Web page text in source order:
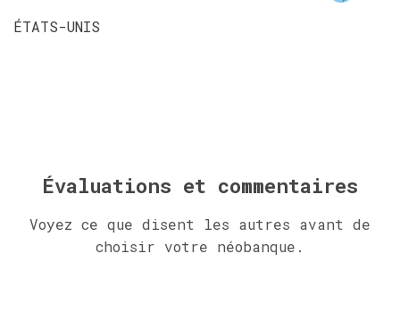
ÉTATS-UNIS
Évaluations et commentaires
Voyez ce que disent les autres avant de
choisir votre néobanque.